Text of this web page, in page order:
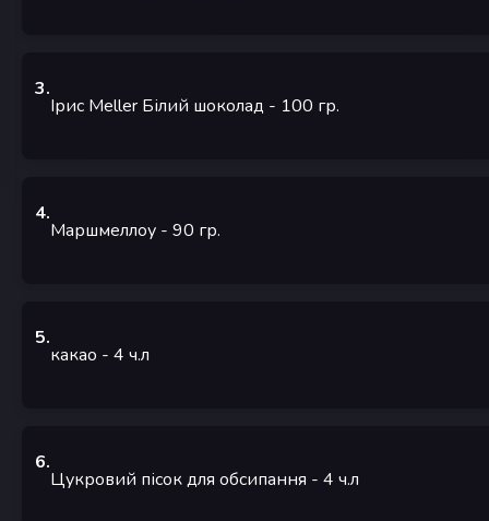
3.
Ірис Meller Білий шоколад - 100 гр.
4.
Маршмеллоу - 90 гр.
5.
какао - 4 ч.л
6.
Цукровий пісок для обсипання - 4 ч.л